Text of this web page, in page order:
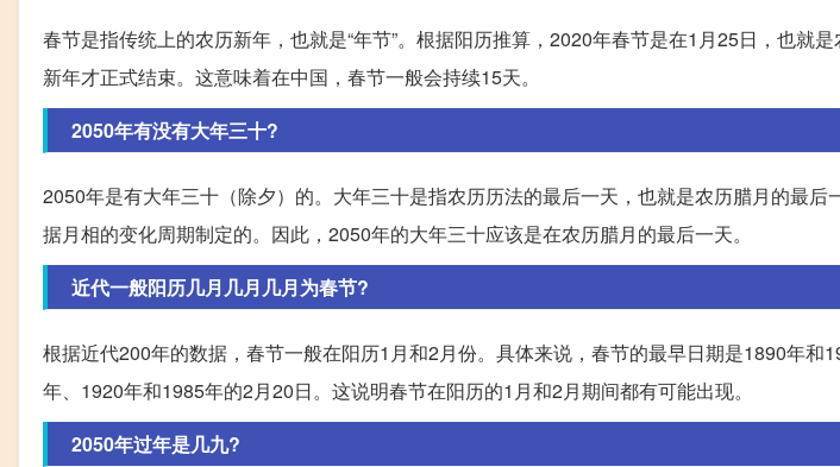
春节是指传统上的农历新年，也就是“年节”。根据阳历推算，2020年春节是在1月25日，也就
新年才正式结束。这意味着在中国，春节一般会持续15天。
2050年有没有大年三十?
2050年是有大年三十（除夕）的。大年三十是指农历历法的最后一天，也就是农历腊月的最后
据月相的变化周期制定的。因此，2050年的大年三十应该是在农历腊月的最后一天。
近代一般阳历几月几月几月为春节?
根据近代200年的数据，春节一般在阳历1月和2月份。具体来说，春节的最早日期是1890年和
年、1920年和1985年的2月20日。这说明春节在阳历的1月和2月期间都有可能出现。
2050年过年是几九?